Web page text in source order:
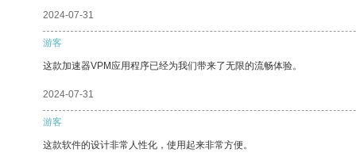
2024-07-31
游客
这款加速器VPM应用程序已经为我们带来了无限的流畅体验。
2024-07-31
游客
这款软件的设计非常人性化，使用起来非常方便。